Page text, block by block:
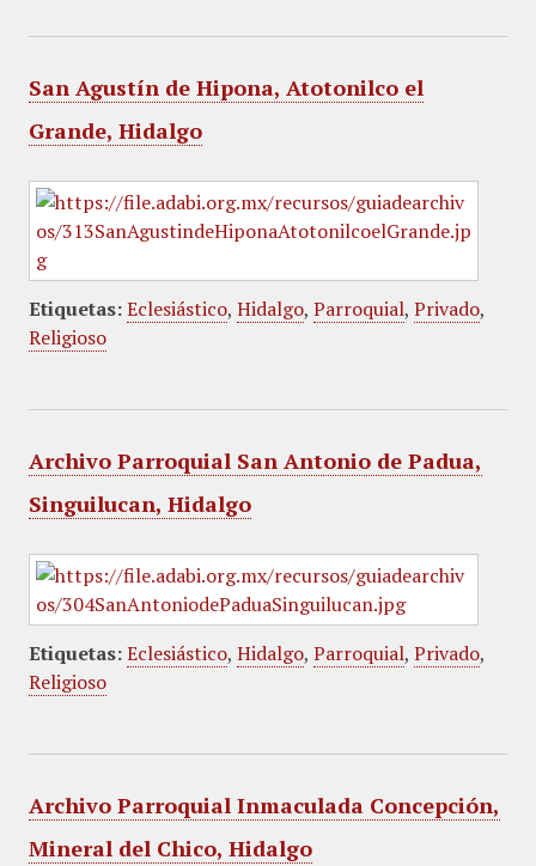
San Agustín de Hipona, Atotonilco el
Grande, Hidalgo
Etiquetas: Eclesiástico, Hidalgo, Parroquial, Privado,
Religioso
Archivo Parroquial San Antonio de Padua,
Singuilucan, Hidalgo
Etiquetas: Eclesiástico, Hidalgo, Parroquial, Privado,
Religioso
Archivo Parroquial Inmaculada Concepción,
Mineral del Chico, Hidalgo